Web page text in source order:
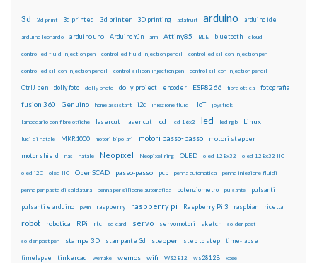
3d 3d print 3d printed 3d printer 3D printing adafruit arduino arduino ide
arduino leonardo arduino uno Arduino Yún arm Attiny85 BLE bluetooth cloud
controlled fluid injection pen controlled fluid injection pencil controlled silicon injection pen
controlled silicon injection pencil control silicon injection pen control silicon injection pencil
CtrlJ pen dolly foto dolly photo dolly project encoder ESP8266 fibra ottica fotografia
fusion 360 Genuino home assistant i2c iniezione fluidi IoT joystick
lampadario con fibre ottiche lasercut laser cut lcd lcd 16x2 led led rgb Linux
luci di natale MKR1000 motori bipolari motori passo-passo motori stepper
motor shield nas natale Neopixel Neopixel ring OLED oled 128x32 oled 128x32 IIC
oled i2C oled IIC OpenSCAD passo-passo pcb penna automatica penna iniezione fluidi
penna per pasta di saldatura penna per silicone automatica potenziometro pulsante pulsanti
pulsanti e arduino pwm raspberry raspberry pi Raspberry Pi 3 raspbian ricetta
robot robotica RPi rtc sd card servo servomotori sketch solder past
solder past pen stampa 3D stampante 3d stepper step to step time-lapse
timelapse tinkercad wemake wemos wifi WS2812 ws2812B xbee